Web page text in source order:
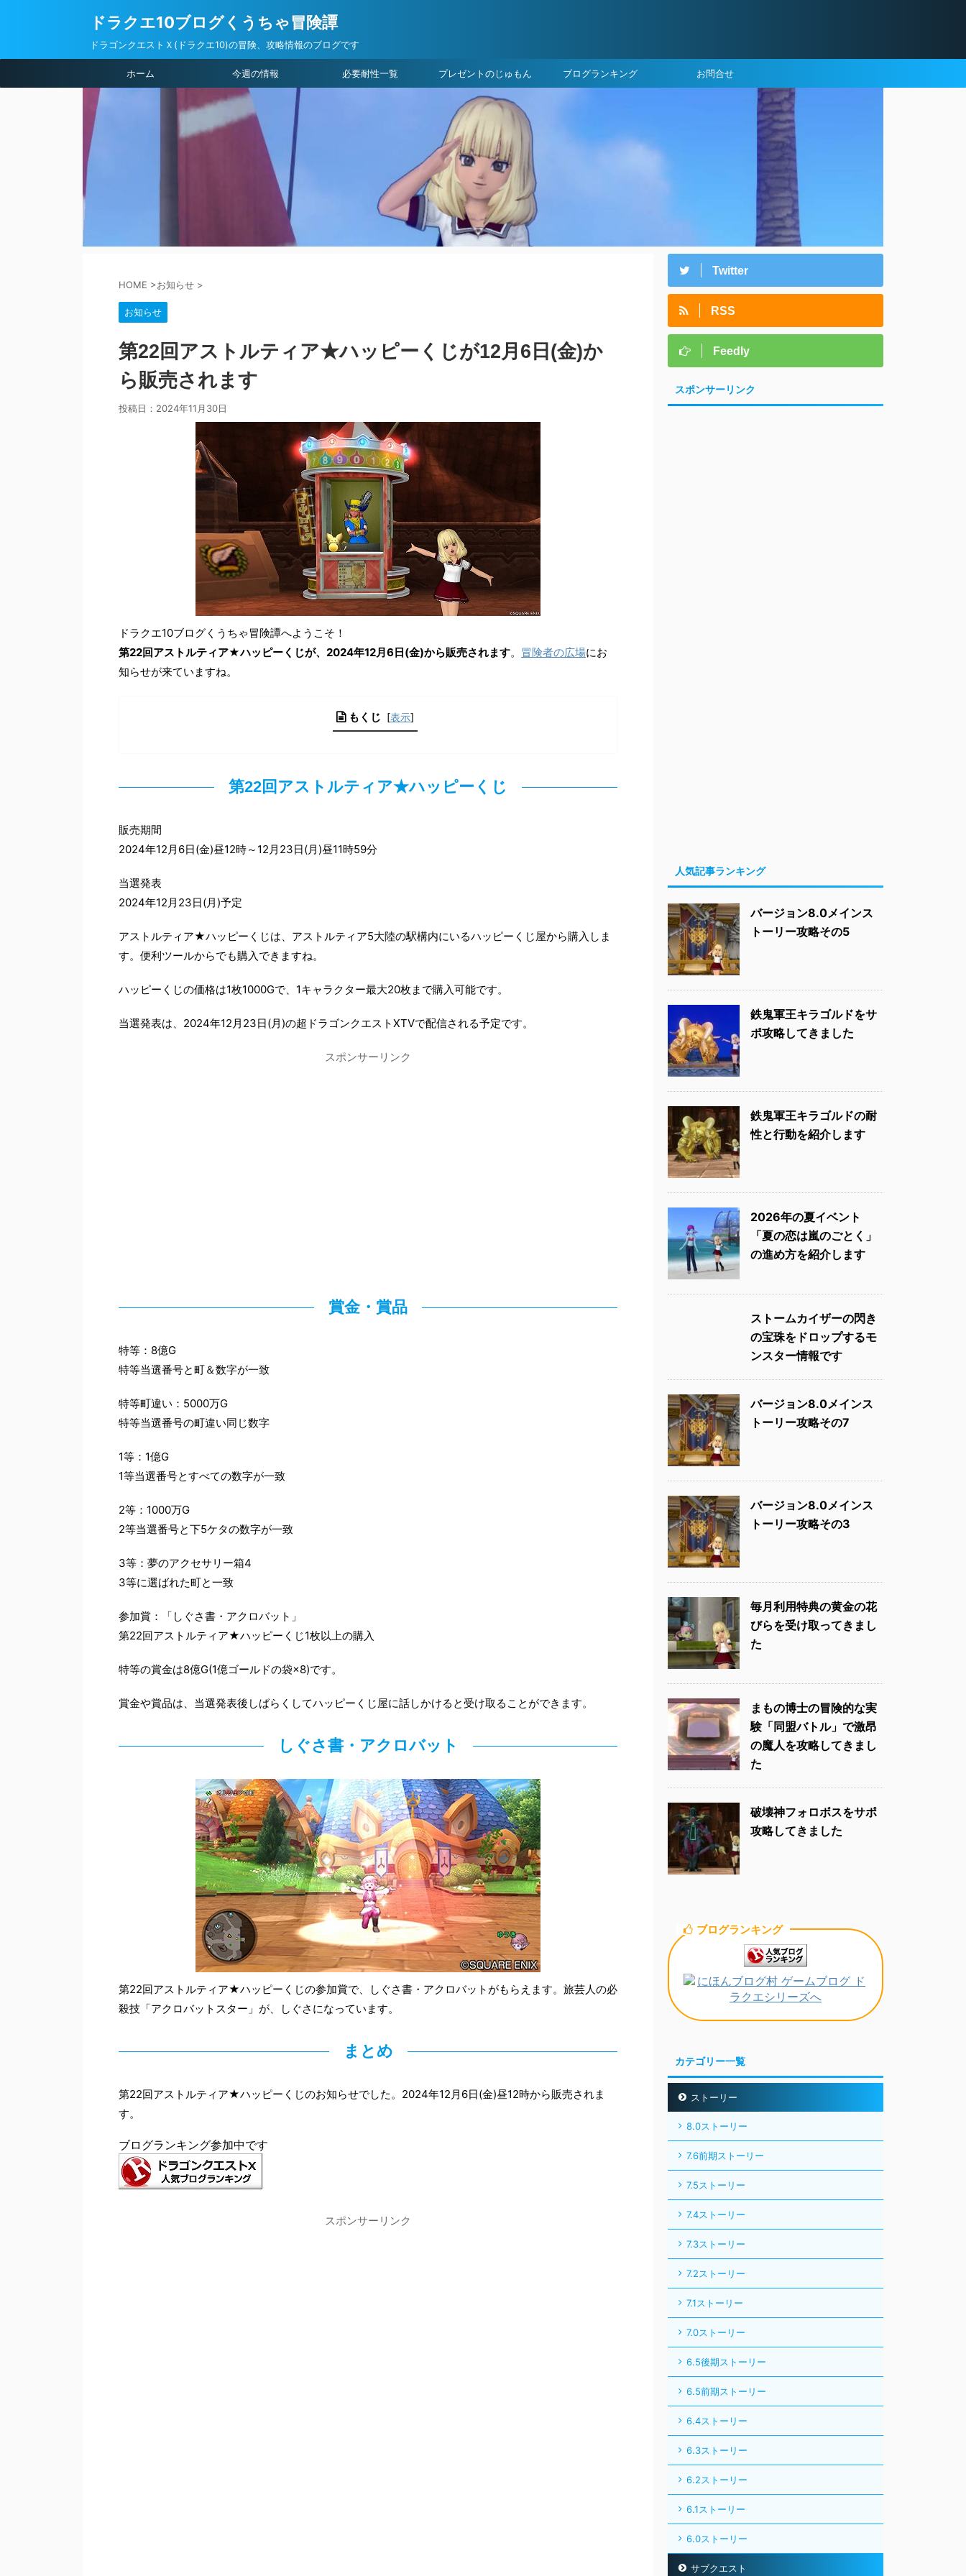
ドラクエ10ブログくうちゃ冒険譚
ドラゴンクエストＸ(ドラクエ10)の冒険、攻略情報のブログです
ホーム 今週の情報 必要耐性一覧 プレゼントのじゅもん ブログランキング お問合せ
HOME >お知らせ >
お知らせ
第22回アストルティア★ハッピーくじが12月6日(金)か
ら販売されます
投稿日： 2024年11月30日
ドラクエ10ブログくうちゃ冒険譚へようこそ！
第22回アストルティア★ハッピーくじが、2024年12月6日(金)から販売されます。 冒険者の広場にお
知らせが来ていますね。
もくじ [表示]
第22回アストルティア★ハッピーくじ
販売期間
2024年12月6日(金)昼12時～12月23日(月)昼11時59分
当選発表
2024年12月23日(月)予定
アストルティア★ハッピーくじは、アストルティア5大陸の駅構内にいるハッピーくじ屋から購入しま
す。便利ツールからでも購入できますね。
ハッピーくじの価格は1枚1000Gで、1キャラクター最大20枚まで購入可能です。
当選発表は、2024年12月23日(月)の超ドラゴンクエストXTVで配信される予定です。
スポンサーリンク
賞金・賞品
特等：8億G
特等当選番号と町＆数字が一致
特等町違い：5000万G
特等当選番号の町違い同じ数字
1等：1億G
1等当選番号とすべての数字が一致
2等：1000万G
2等当選番号と下5ケタの数字が一致
3等：夢のアクセサリー箱4
3等に選ばれた町と一致
参加賞：「しぐさ書・アクロバット」
第22回アストルティア★ハッピーくじ1枚以上の購入
特等の賞金は8億G(1億ゴールドの袋×8)です。
賞金や賞品は、当選発表後しばらくしてハッピーくじ屋に話しかけると受け取ることができます。
しぐさ書・アクロバット
第22回アストルティア★ハッピーくじの参加賞で、しぐさ書・アクロバットがもらえます。旅芸人の必
殺技「アクロバットスター」が、しぐさになっています。
まとめ
第22回アストルティア★ハッピーくじのお知らせでした。2024年12月6日(金)昼12時から販売されま
す。
ブログランキング参加中です
スポンサーリンク
Twitter
RSS
Feedly
スポンサーリンク
人気記事ランキング
バージョン8.0メインス
トーリー攻略その5
鉄鬼軍王キラゴルドをサ
ポ攻略してきました
鉄鬼軍王キラゴルドの耐
性と行動を紹介します
2026年の夏イベント
「夏の恋は嵐のごとく」
の進め方を紹介します
ストームカイザーの閃き
の宝珠をドロップするモ
ンスター情報です
バージョン8.0メインス
トーリー攻略その7
バージョン8.0メインス
トーリー攻略その3
毎月利用特典の黄金の花
びらを受け取ってきまし
た
まもの博士の冒険的な実
験「同盟バトル」で激昂
の魔人を攻略してきまし
た
破壊神フォロボスをサポ
攻略してきました
ブログランキング
カテゴリー一覧
ストーリー
8.0ストーリー
7.6前期ストーリー
7.5ストーリー
7.4ストーリー
7.3ストーリー
7.2ストーリー
7.1ストーリー
7.0ストーリー
6.5後期ストーリー
6.5前期ストーリー
6.4ストーリー
6.3ストーリー
6.2ストーリー
6.1ストーリー
6.0ストーリー
サブクエスト